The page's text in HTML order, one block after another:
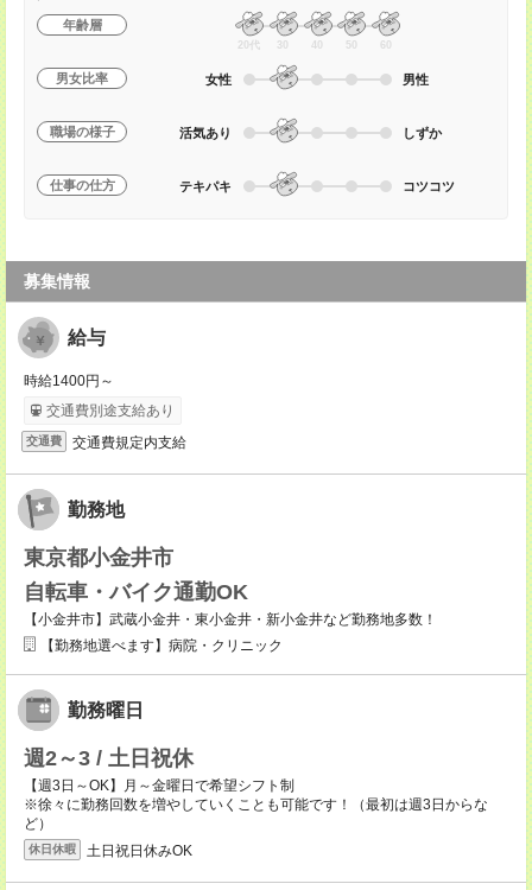
年齢層
20代 30 40 50 60
男女比率 女性 男性
職場の様子 活気あり しずか
仕事の仕方 テキパキ コツコツ
募集情報
給与
時給1400円～
交通費別途支給あり
交通費 交通費規定内支給
勤務地
東京都小金井市
自転車・バイク通勤OK
【小金井市】武蔵小金井・東小金井・新小金井など勤務地多数！
【勤務地選べます】病院・クリニック
勤務曜日
週2～3 / 土日祝休
【週3日～OK】月～金曜日で希望シフト制
※徐々に勤務回数を増やしていくことも可能です！（最初は週3日からな
ど）
休日休暇 土日祝日休みOK